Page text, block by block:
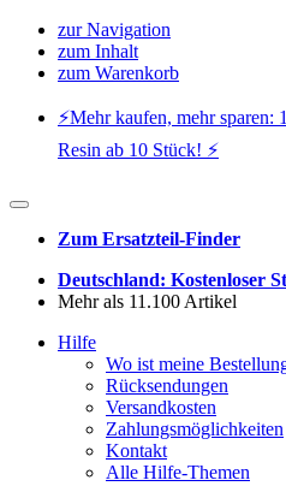
zur Navigation
zum Inhalt
zum Warenkorb
⚡️Mehr kaufen, mehr
Resin ab 10 Stück! ⚡️
Zum Ersatzteil-Finder
Deutschland: Kostenloser
Mehr als 11.100 Artikel
Hilfe
Wo ist meine
Rücksendungen
Versandkosten
Zahlungsmöglichkeiten
Kontakt
Alle Hilfe-Themen